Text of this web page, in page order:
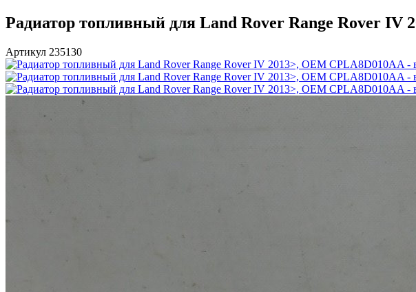
Радиатор топливный для Land Rover Range Rover IV
Артикул 235130